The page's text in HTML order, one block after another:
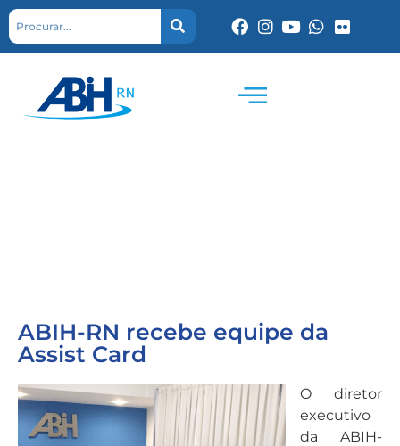
ABIH-RN recebe equipe da
Assist Card
O diretor
executivo
da ABIH-